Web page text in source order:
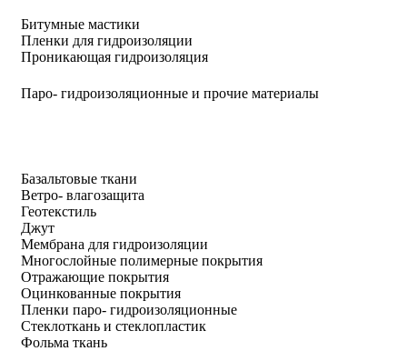
Битумные мастики
Пленки для гидроизоляции
Проникающая гидроизоляция
Паро- гидроизоляционные и прочие материалы
Базальтовые ткани
Ветро- влагозащита
Геотекстиль
Джут
Мембрана для гидроизоляции
Многослойные полимерные покрытия
Отражающие покрытия
Оцинкованные покрытия
Пленки паро- гидроизоляционные
Стеклоткань и стеклопластик
Фольма ткань